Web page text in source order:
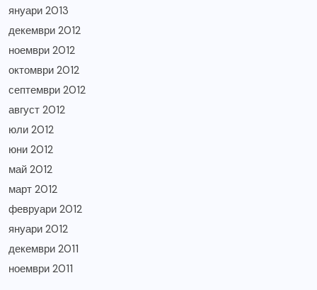
януари 2013
декември 2012
ноември 2012
октомври 2012
септември 2012
август 2012
юли 2012
юни 2012
май 2012
март 2012
февруари 2012
януари 2012
декември 2011
ноември 2011